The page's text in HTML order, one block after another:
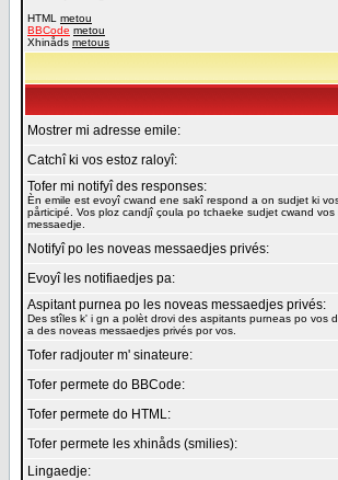
HTML metou
BBCode metou
Xhinåds metous
Mostrer mi adresse emile:
Catchî ki vos estoz raloyî:
Tofer mi notifyî des responses:
Èn emile est evoyî cwand ene sakî respond a on sudjet ki
pårticipé. Vos ploz candjî çoula po tchaeke sudjet cwand vos
messaedje.
Notifyî po les noveas messaedjes privés:
Evoyî les notifiaedjes pa:
Aspitant purnea po les noveas messaedjes privés:
Des stîles k' i gn a polèt drovi des aspitants purneas po vos
a des noveas messaedjes privés por vos.
Tofer radjouter m' sinateure:
Tofer permete do BBCode:
Tofer permete do HTML:
Tofer permete les xhinåds (smilies):
Lingaedje: